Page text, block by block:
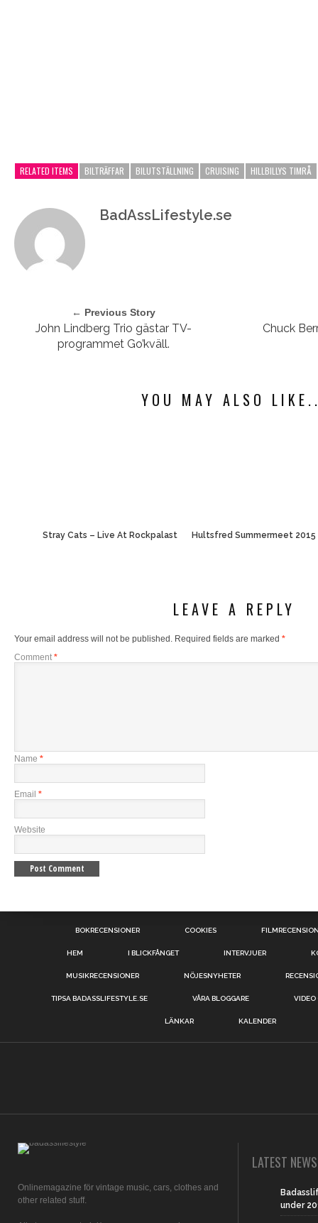
RELATED ITEMS BILTRÄFFAR BILUTSTÄLLNING CRUISING HILLBILLYS TIMRÅ
BadAssLifestyle.se
← Previous Story
John Lindberg Trio gästar TV-
programmet Go’kväll.
Chuck
YOU MAY ALSO
Stray Cats – Live At Rockpalast Hultsfred Summermeet 2015
LEAVE A REPLY
Your email address will not be published. Required fields are marked *
Comment *
Name *
Email *
Website
BOKRECENSIONER COOKIES
HEM I BLICKFÅNGET INTERVJUER
MUSIKRECENSIONER NÖJESNYHETER
TIPSA BADASSLIFESTYLE.SE VÅRA BLOGGARE VIDEO
LÄNKAR KALENDER
Onlinemagazine för vintage music, cars, clothes and
other related stuff.
LATEST NEWS
under